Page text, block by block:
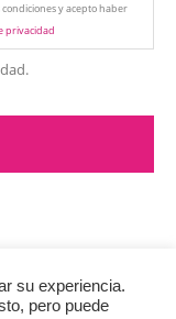
y acepto haber
privacidad
y Cookies
su experiencia.
pero puede